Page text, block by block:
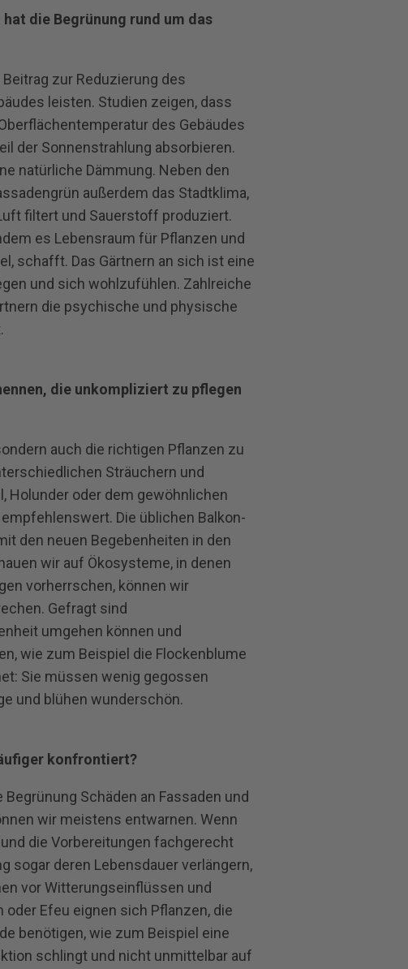
die Begrünung rund um das
zur Reduzierung des
leisten. Studien zeigen, dass
des Gebäudes
der Sonnenstrahlung absorbieren.
natürliche Dämmung. Neben den
außerdem das Stadtklima,
filtert und Sauerstoff produziert.
es Lebensraum für Pflanzen und
schafft. Das Gärtnern an sich ist eine
und sich wohlzufühlen. Zahlreiche
die psychische und physische
die unkompliziert zu pflegen
auch die richtigen Pflanzen zu
Sträuchern und
Holunder oder dem gewöhnlichen
Die üblichen Balkon-
den neuen Begebenheiten in den
wir auf Ökosysteme, in denen
vorherrschen, können wir
Gefragt sind
umgehen können und
wie zum Beispiel die Flockenblume
Sie müssen wenig gegossen
und blühen wunderschön.
konfrontiert?
Schäden an Fassaden und
wir meistens entwarnen. Wenn
die Vorbereitungen fachgerecht
sogar deren Lebensdauer verlängern,
vor Witterungseinflüssen und
Efeu eignen sich Pflanzen, die
benötigen, wie zum Beispiel eine
schlingt und nicht unmittelbar auf